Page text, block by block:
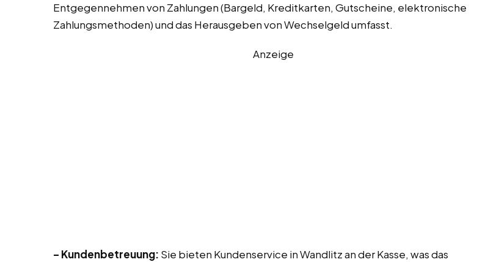
Entgegennehmen von Zahlungen (Bargeld, Kreditkarten, Gutscheine, elektronische
Zahlungsmethoden) und das Herausgeben von Wechselgeld umfasst.
Anzeige
– Kundenbetreuung: Sie bieten Kundenservice in Wandlitz an der Kasse, was das